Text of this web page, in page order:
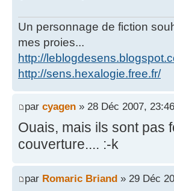
Un personnage de fiction
mes proies...
http://
http://sens.hexalogie.free.fr/
par cyagen » 28 Déc 2007, 23:46
Ouais, mais ils sont pas
couverture.... :-k
par Romaric Briand » 29 Déc